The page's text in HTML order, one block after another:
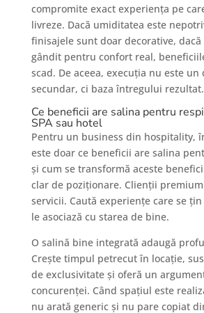
compromite exact experiența pe
livreze. Dacă umiditatea este
finisajele sunt doar decorative,
gândit pentru confort real,
scad. De aceea, execuția nu este
secundar, ci baza întregului rezultat.
Ce beneficii are salina pentru
SPA sau hotel
Pentru un business din hospitality,
este doar ce beneficii are salina
și cum se transformă aceste
clar de poziționare. Clienții
servicii. Caută experiențe care se
le asociază cu starea de bine.
O salină bine integrată adaugă
Crește timpul petrecut în locație,
de exclusivitate și oferă un
concurenței. Când spațiul este
nu arată generic și nu pare copiat